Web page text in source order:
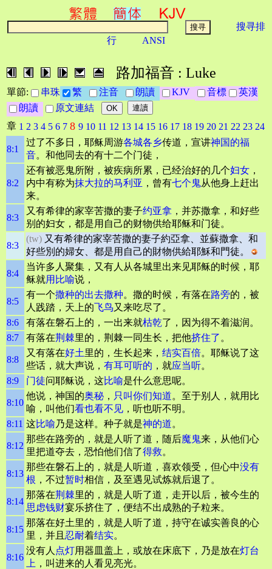
搜寻排
行
ANSI
路加福音 : Luke
單節: 串珠 繁 注音 朗讀 KJV 音標
英漢
朗讀
原文連結
章 1 2 3 4 5 6 7 8 9 10 11 12 13 14 15 16 17 18 19 20 21 22 23 24
8:1
过了不多日，耶稣周游各城各乡传道，宣讲神国的福
音。和他同去的有十二个门徒，
8:2
还有被恶鬼所附，被疾病所累，已经治好的几个妇女 ，
内中有称为抹大拉的马利亚 ，曾有七个鬼从他身上赶出
来。
8:3
又有希律的家宰苦撒的妻子约亚拿 ，并苏撒拿，和好些
别的妇女，都是用自己的财物供给耶稣和门徒。
8:3
(tw) 又有希律的家宰苦撒的妻子約亞拿、並蘇撒拿、和
好些別的婦女、都是用自己的財物供給耶穌和門徒。
8:4
当许多人聚集，又有人从各城里出来见耶稣的时候，耶
稣就用比喻说，
8:5
有一个撒种的出去撒种。撒的时候，有落在路旁的，被
人践踏，天上的飞鸟又来吃尽了。
8:6
有落在磐石上的，一出来就枯乾了，因为得不着滋润。
8:7
有落在荆棘里的，荆棘一同生长，把他挤住了 。
8:8
又有落在好土里的，生长起来， 结实百倍。耶稣说了这
些话，就大声说， 有耳可听的 ，就应当听。
8:9
门徒问耶稣说，这比喻是什么意思呢。
8:10
他说，神国的奥秘 ， 只叫你们知道。至于别人，就用比
喻，叫他们看也看不见 ，听也听不明。
8:11 这比喻乃是这样。种子就是神的道。
8:12
那些在路旁的，就是人听了道，随后魔鬼来，从他们心
里把道夺去，恐怕他们信了得救。
8:13
那些在磐石上的，就是人听道，喜欢领受，但心中没有
根 ，不过暂时相信，及至遇见试炼就后退了。
8:14
那落在荆棘里的，就是人听了道，走开以后，被今生的
思虑钱财宴乐挤住了，便结不出成熟的子粒来。
8:15
那落在好土里的，就是人听了道，持守在诚实善良的心
里，并且 忍耐着结实。
8:16
没有人 点灯用器皿盖上，或放在床底下，乃是放在灯台
上 ，叫进来的人看见亮光。